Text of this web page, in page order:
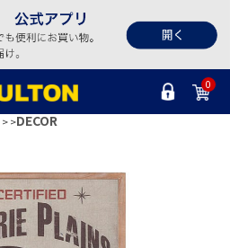
0
>DECOR